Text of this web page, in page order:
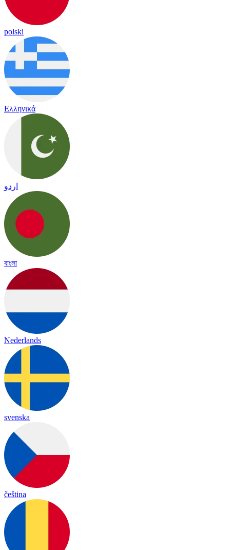
polski
Ελληνικά
اردو
বাংলা
Nederlands
svenska
čeština